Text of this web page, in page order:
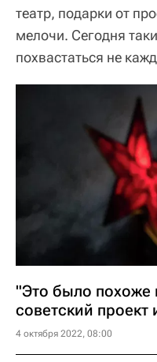
театр, подарки от
мелочи. Сегодня
похвастаться не
"Это было похоже
советский
4 октября 2022, 08:00